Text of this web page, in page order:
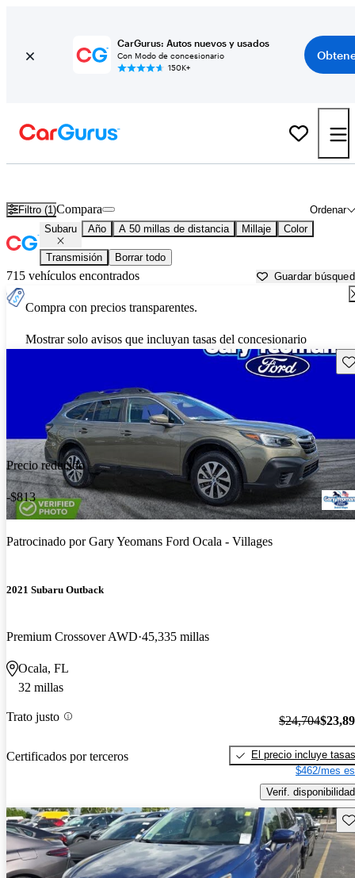
CarGurus: Autos nuevos y usados
Con Modo de concesionario
150K+
Filtro (1) Ordenar
Compara
Subaru Año A 50 millas de distancia Millaje Color
Transmisión Borrar todo
715 vehículos encontrados Guardar
Compra con precios transparentes.
Mostrar solo avisos que incluyan tasas del concesionario
Precio reducido
-$813
Patrocinado porGary Yeomans Ford Ocala - Villages
2021 Subaru Outback
Premium Crossover AWD 45,335 millas
Ocala, FL
32 millas
Trato justo
Certificados por terceros
$24,704
El precio incluye tasas
$462/mes
Verif. disponibilidad